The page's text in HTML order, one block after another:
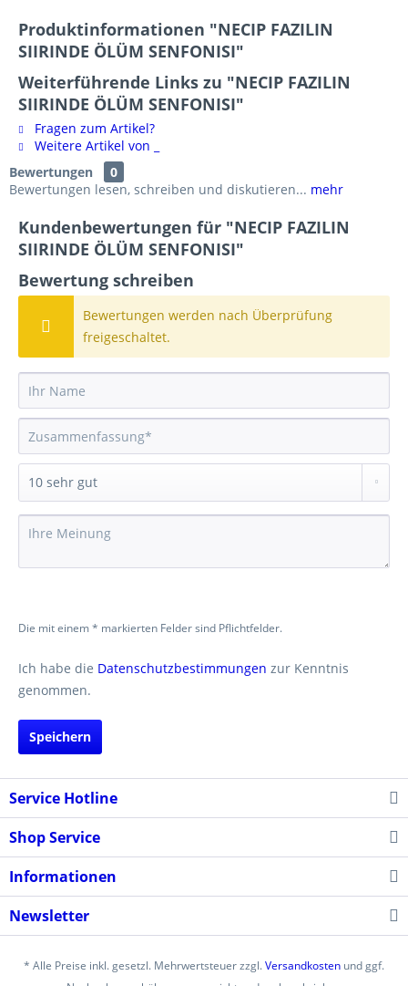
Produktinformationen "NECIP FAZILIN
SIIRINDE ÖLÜM SENFONISI"
Weiterführende Links zu "NECIP FAZILIN
SIIRINDE ÖLÜM SENFONISI"
Fragen zum Artikel?
Weitere Artikel von _
Bewertungen
0
Bewertungen lesen, schreiben und diskutieren... mehr
Kundenbewertungen für "NECIP FAZILIN
SIIRINDE ÖLÜM SENFONISI"
Bewertung schreiben
Bewertungen werden nach Überprüfung
freigeschaltet.
Die mit einem * markierten Felder sind Pflichtfelder.
Ich habe die Datenschutzbestimmungen zur Kenntnis
genommen.
Speichern
Service Hotline
Shop Service
Informationen
Newsletter
* Alle Preise inkl. gesetzl. Mehrwertsteuer zzgl.Versandkosten und ggf.